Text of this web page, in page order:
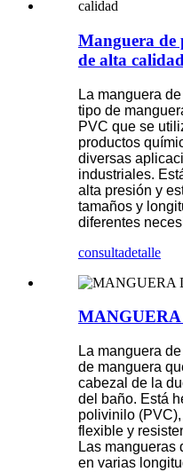
Manguera de
de alta calidad
La manguera
tipo de
PVC que se
productos
diversas
industriales.
alta presión y
tamaños y
diferentes
consultadetalle
La manguera
de manguera
cabezal de la
del baño. Está
polivinilo
flexible y
Las mangueras
en varias